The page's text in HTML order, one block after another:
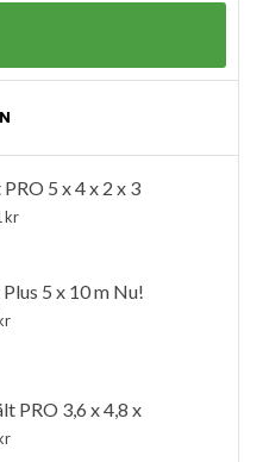
5 x 4 x 2 x 3
kr
5 x 10 m Nu!
PRO 3,6 x 4,8 x